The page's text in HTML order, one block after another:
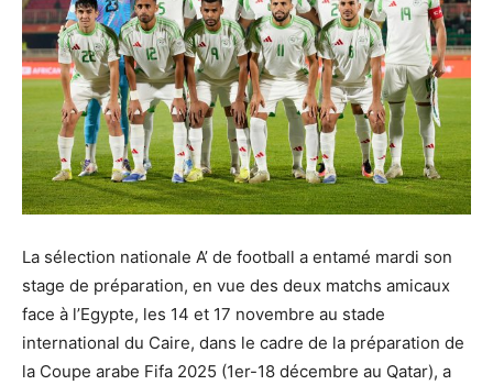
La sélection nationale A’ de football a entamé mardi son
stage de préparation, en vue des deux matchs amicaux
face à l’Egypte, les 14 et 17 novembre au stade
international du Caire, dans le cadre de la préparation de
la Coupe arabe Fifa 2025 (1er-18 décembre au Qatar), a